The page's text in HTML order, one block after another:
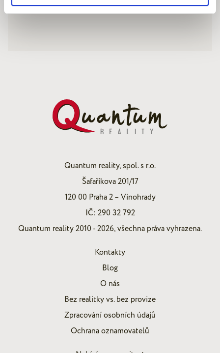
Quantum reality, spol. s r.o.
Šafaříkova 201/17
120 00 Praha 2 – Vinohrady
IČ: 290 32 792
Quantum reality 2010 - 2026, všechna práva vyhrazena.
Kontakty
Blog
O nás
Bez realitky vs. bez provize
Zpracování osobních údajů
Ochrana oznamovatelů